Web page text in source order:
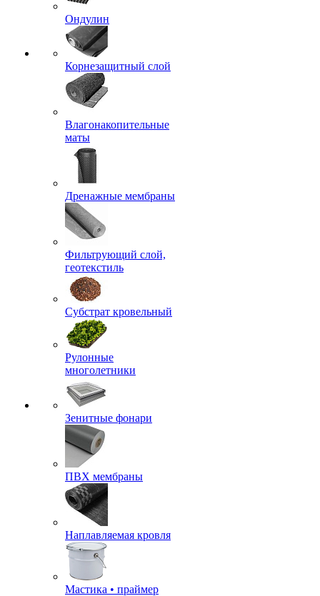
Ондулин
Корнезащитный слой
Влагонакопительные
маты
Дренажные мембраны
Фильтрующий слой,
геотекстиль
Субстрат кровельный
Рулонные
многолетники
Зенитные фонари
ПВХ мембраны
Наплавляемая кровля
Мастика • праймер